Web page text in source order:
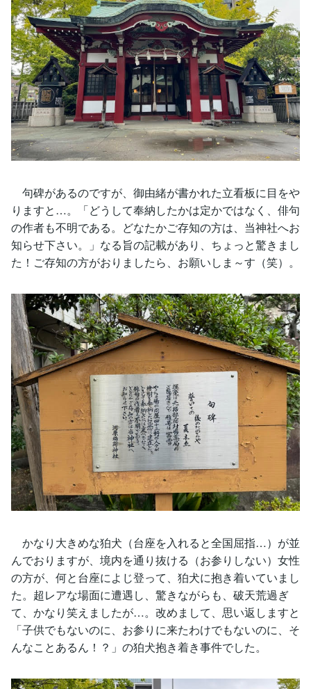
句碑があるのですが、御由緒が書かれた立看板に目をや
りますと…。「どうして奉納したかは定かではなく、俳句
の作者も不明である。どなたかご存知の方は、当神社へお
知らせ下さい。」なる旨の記載があり、ちょっと驚きまし
た！ご存知の方がおりましたら、お願いしま～す（笑）。
かなり大きめな狛犬（台座を入れると全国屈指…）が並
んでおりますが、境内を通り抜ける（お参りしない）女性
の方が、何と台座によじ登って、狛犬に抱き着いていまし
た。超レアな場面に遭遇し、驚きながらも、破天荒過ぎ
て、かなり笑えましたが…。改めまして、思い返しますと
「子供でもないのに、お参りに来たわけでもないのに、そ
んなことあるん！？」の狛犬抱き着き事件でした。